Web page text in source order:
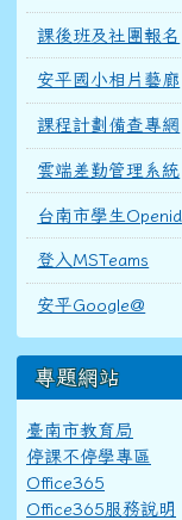
課後班及社團報名
安平國小相片藝廊
課程計劃備查專網
雲端差勤管理系統
台南市學生Openid
登入MSTeams
安平Google@
專題網站
臺南市教育局
停課不停學專區
Office365
Office365服務說明